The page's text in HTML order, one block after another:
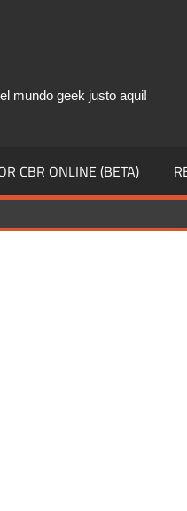
mundo geek justo aqui!
CBR ONLINE (BETA)